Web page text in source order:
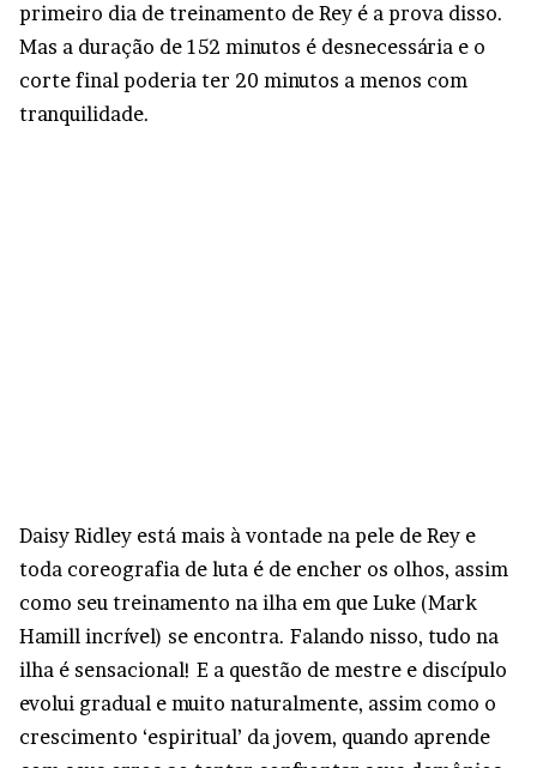
primeiro dia de treinamento de Rey é a prova disso.
Mas a duração de 152 minutos é desnecessária e o
corte final poderia ter 20 minutos a menos com
tranquilidade.
Daisy Ridley está mais à vontade na pele de Rey e
toda coreografia de luta é de encher os olhos, assim
como seu treinamento na ilha em que Luke (Mark
Hamill incrível) se encontra. Falando nisso, tudo na
ilha é sensacional! E a questão de mestre e discípulo
evolui gradual e muito naturalmente, assim como o
crescimento ‘espiritual’ da jovem, quando aprende